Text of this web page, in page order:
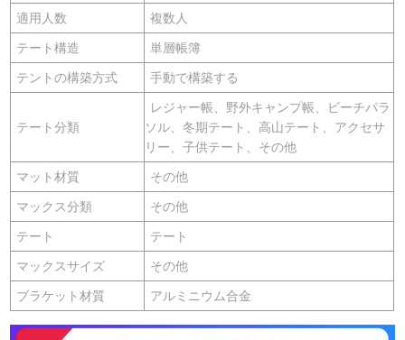
適用人数 複数人
テート構造 単層帳簿
テントの構築方式 手動で構築する
テート分類
レジャー帳、野外キャンプ帳、ビーチパラ
ソル、冬期テート、高山テート、アクセサ
リー、子供テート、その他
マット材質 その他
マックス分類 その他
テート テート
マックスサイズ その他
ブラケット材質 アルミニウム合金